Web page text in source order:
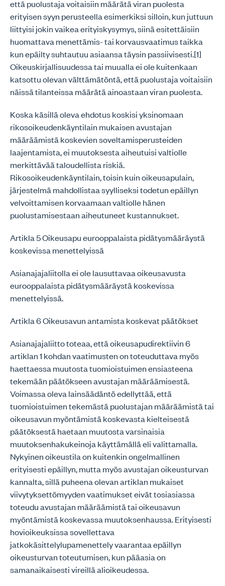
että puolustaja voitaisiin määrätä viran puolesta
erityisen syyn perusteella esimerkiksi silloin, kun juttuun
liittyisi jokin vaikea erityiskysymys, siinä esitettäisiin
huomattava menettämis- tai korvausvaatimus taikka
kun epäilty suhtautuu asiaansa täysin passiivisesti.[1]
Oikeuskirjallisuudessa tai muualla ei ole kuitenkaan
katsottu olevan välttämätöntä, että puolustaja voitaisiin
näissä tilanteissa määrätä ainoastaan viran puolesta.
Koska käsillä oleva ehdotus koskisi yksinomaan
rikosoikeudenkäyntilain mukaisen avustajan
määräämistä koskevien soveltamisperusteiden
laajentamista, ei muutoksesta aiheutuisi valtiolle
merkittävää taloudellista riskiä.
Rikosoikeudenkäyntilain, toisin kuin oikeusapulain,
järjestelmä mahdollistaa syylliseksi todetun epäillyn
velvoittamisen korvaamaan valtiolle hänen
puolustamisestaan aiheutuneet kustannukset.
Artikla 5 Oikeusapu eurooppalaista pidätysmääräystä
koskevissa menettelyissä
Asianajajaliitolla ei ole lausuttavaa oikeusavusta
eurooppalaista pidätysmääräystä koskevissa
menettelyissä.
Artikla 6 Oikeusavun antamista koskevat päätökset
Asianajajaliitto toteaa, että oikeusapudirektiivin 6
artiklan 1 kohdan vaatimusten on toteuduttava myös
haettaessa muutosta tuomioistuimen ensiasteena
tekemään päätökseen avustajan määräämisestä.
Voimassa oleva lainsäädäntö edellyttää, että
tuomioistuimen tekemästä puolustajan määräämistä tai
oikeusavun myöntämistä koskevasta kielteisestä
päätöksestä haetaan muutosta varsinaisia
muutoksenhakukeinoja käyttämällä eli valittamalla.
Nykyinen oikeustila on kuitenkin ongelmallinen
erityisesti epäillyn, mutta myös avustajan oikeusturvan
kannalta, sillä puheena olevan artiklan mukaiset
viivytyksettömyyden vaatimukset eivät tosiasiassa
toteudu avustajan määräämistä tai oikeusavun
myöntämistä koskevassa muutoksenhaussa. Erityisesti
hovioikeuksissa sovellettava
jatkokäsittelylupamenettely vaarantaa epäillyn
oikeusturvan toteutumisen, kun pääasia on
samanaikaisesti vireillä alioikeudessa.